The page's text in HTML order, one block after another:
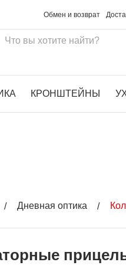
Обмен и возврат
КРОНШТЕЙНЫ
Дневная оптика